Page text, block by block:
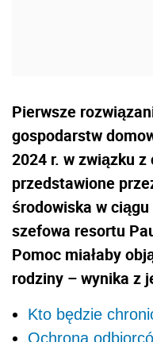
Pierwsze
gospodarstw
2024 r. w związku
przedstawione
środowiska w ciągu
szefowa resortu
Pomoc miałaby
rodziny – wynika z
Kto będzie
Ochrona